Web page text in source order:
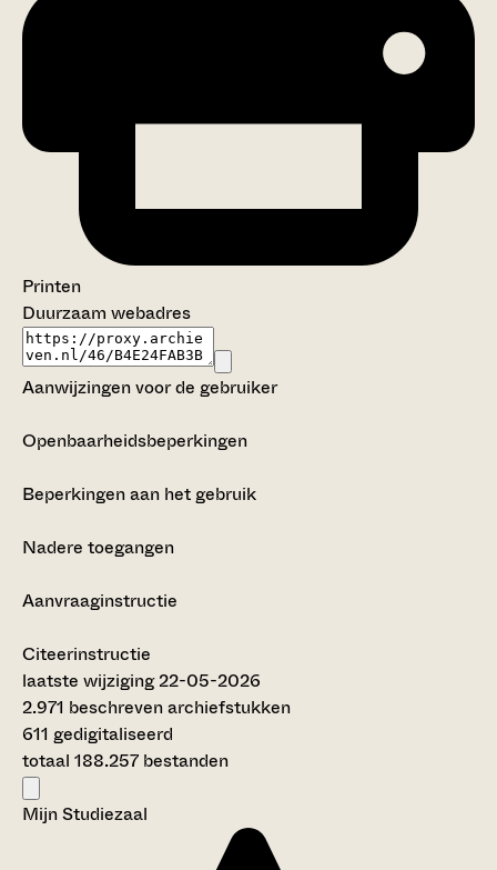
Printen
Duurzaam webadres
Aanwijzingen voor de gebruiker
Openbaarheidsbeperkingen
Beperkingen aan het gebruik
Nadere toegangen
Aanvraaginstructie
Citeerinstructie
laatste wijziging 22-05-2026
2.971 beschreven archiefstukken
611 gedigitaliseerd
totaal 188.257 bestanden
Mijn Studiezaal